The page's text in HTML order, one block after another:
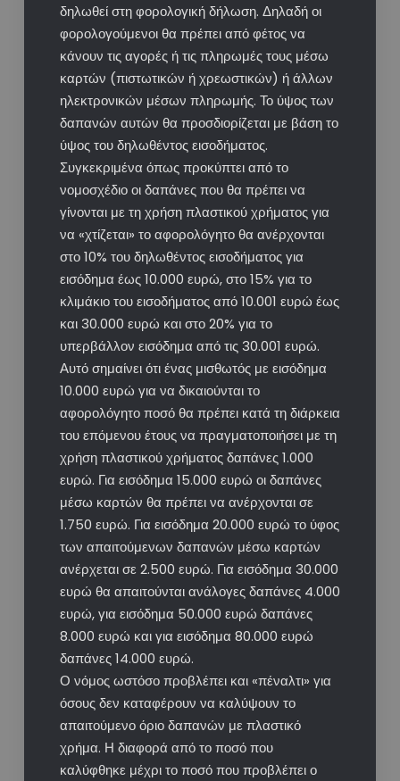
δηλωθεί στη φορολογική δήλωση. Δηλαδή οι
φορολογούμενοι θα πρέπει από φέτος να
κάνουν τις αγορές ή τις πληρωμές τους μέσω
καρτών (πιστωτικών ή χρεωστικών) ή άλλων
ηλεκτρονικών μέσων πληρωμής. Το ύψος των
δαπανών αυτών θα προσδιορίζεται με βάση το
ύψος του δηλωθέντος εισοδήματος.
Συγκεκριμένα όπως προκύπτει από το
νομοσχέδιο οι δαπάνες που θα πρέπει να
γίνονται με τη χρήση πλαστικού χρήματος για
να «χτίζεται» το αφορολόγητο θα ανέρχονται
στο 10% του δηλωθέντος εισοδήματος για
εισόδημα έως 10.000 ευρώ, στο 15% για το
κλιμάκιο του εισοδήματος από 10.001 ευρώ έως
και 30.000 ευρώ και στο 20% για το
υπερβάλλον εισόδημα από τις 30.001 ευρώ.
Αυτό σημαίνει ότι ένας μισθωτός με εισόδημα
10.000 ευρώ για να δικαιούνται το
αφορολόγητο ποσό θα πρέπει κατά τη διάρκεια
του επόμενου έτους να πραγματοποιήσει με τη
χρήση πλαστικού χρήματος δαπάνες 1.000
ευρώ. Για εισόδημα 15.000 ευρώ οι δαπάνες
μέσω καρτών θα πρέπει να ανέρχονται σε
1.750 ευρώ. Για εισόδημα 20.000 ευρώ το ύφος
των απαιτούμενων δαπανών μέσω καρτών
ανέρχεται σε 2.500 ευρώ. Για εισόδημα 30.000
ευρώ θα απαιτούνται ανάλογες δαπάνες 4.000
ευρώ, για εισόδημα 50.000 ευρώ δαπάνες
8.000 ευρώ και για εισόδημα 80.000 ευρώ
δαπάνες 14.000 ευρώ.
Ο νόμος ωστόσο προβλέπει και «πέναλτι» για
όσους δεν καταφέρουν να καλύψουν το
απαιτούμενο όριο δαπανών με πλαστικό
χρήμα. Η διαφορά από το ποσό που
καλύφθηκε μέχρι το ποσό που προβλέπει ο